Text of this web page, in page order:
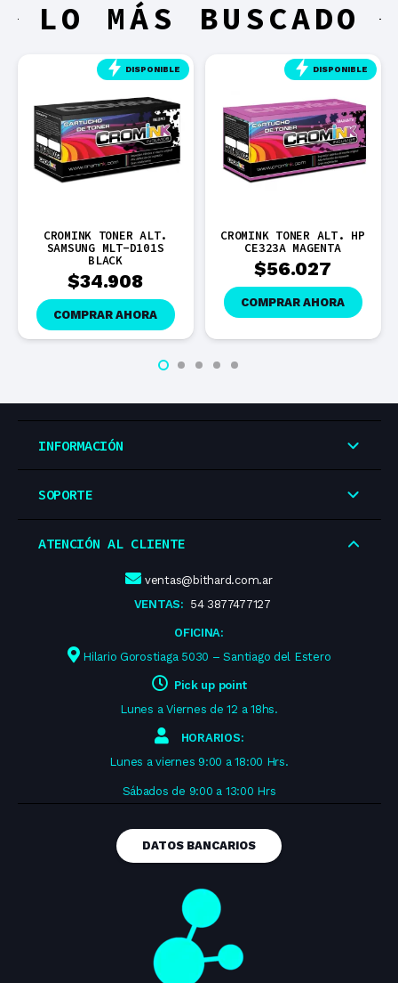
LO MÁS BUSCADO
DISPONIBLE
CROMINK TONER ALT.
SAMSUNG MLT-D101S
BLACK
34.908
COMPRAR AHORA
DISPONIBLE
CROMINK TONER ALT. HP
CE323A MAGENTA
56.027
COMPRAR AHORA
INFORMACIÓN
SOPORTE
ATENCIÓN AL CLIENTE
ventas@bithard.com.ar
VENTAS: 54 3877477127
OFICINA:
Hilario Gorostiaga 5030 – Santiago del Estero
Pick up point
Lunes a Viernes de 12 a 18hs.
HORARIOS:
Lunes a viernes 9:00 a 18:00 Hrs.
Sábados de 9:00 a 13:00 Hrs
DATOS BANCARIOS